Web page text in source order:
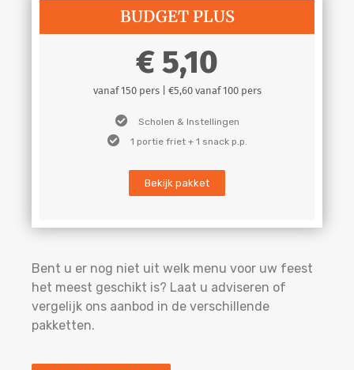
BUDGET PLUS
5,10
vanaf 150 pers | €5,60 vanaf 100 pers
Scholen & Instellingen
1 portie friet + 1 snack p.p.
Bekijk pakket
Bent u er nog niet uit welk menu voor uw feest
het meest geschikt is? Laat u adviseren of
vergelijk ons aanbod in de verschillende
pakketten.